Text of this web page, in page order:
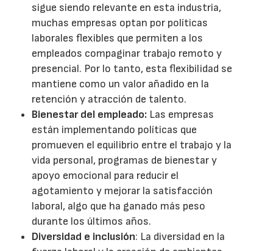
sigue siendo relevante en esta industria,
muchas empresas optan por políticas
laborales flexibles que permiten a los
empleados compaginar trabajo remoto y
presencial. Por lo tanto, esta flexibilidad se
mantiene como un valor añadido en la
retención y atracción de talento.
Bienestar del empleado: Las empresas
están implementando políticas que
promueven el equilibrio entre el trabajo y la
vida personal, programas de bienestar y
apoyo emocional para reducir el
agotamiento y mejorar la satisfacción
laboral, algo que ha ganado más peso
durante los últimos años.
Diversidad e inclusión: La diversidad en la